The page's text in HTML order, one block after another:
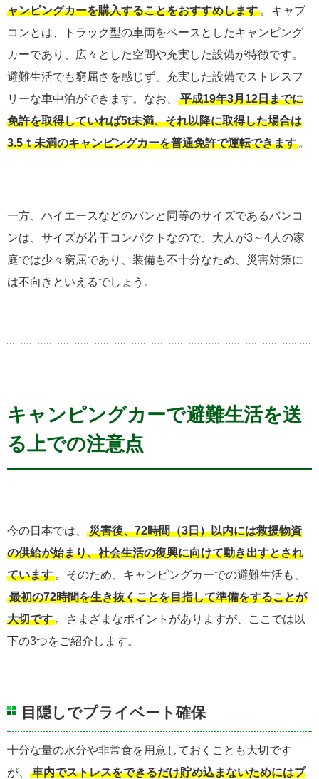
ャンピングカーを購入することをおすすめします 。キャブ
コンとは、トラック型の車両をベースとしたキャンピング
カーであり、広々とした空間や充実した設備が特徴です。
避難生活でも窮屈さを感じず、充実した設備でストレスフ
リーな車中泊ができます。なお、
平成19年3月12日までに
免許を取得していれば5t未満、それ以降に取得した場合は
3.5ｔ未満のキャンピングカーを普通免許で運転できます 。
一方、ハイエースなどのバンと同等のサイズであるバンコ
ンは、サイズが若干コンパクトなので、大人が3～4人の家
庭では少々窮屈であり、装備も不十分なため、災害対策に
は不向きといえるでしょう。
キャンピングカーで避難生活を送
る上での注意点
今の日本では、
災害後、72時間（3日）以内には救援物資
の供給が始まり、社会生活の復興に向けて動き出すとされ
ています 。そのため、キャンピングカーでの避難生活も、
最初の72時間を生き抜くことを目指して準備をすることが
大切です 。さまざまなポイントがありますが、ここでは以
下の3つをご紹介します。
目隠しでプライベート確保
十分な量の水分や非常食を用意しておくことも大切です
が、
車内でストレスをできるだけ貯め込まないためにはプ